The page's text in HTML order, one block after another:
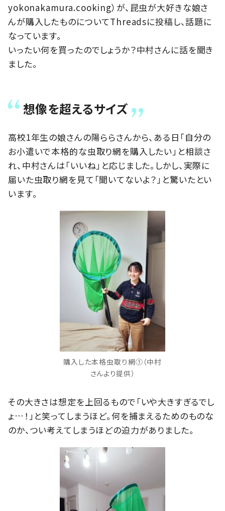
yokonakamura.cooking）が、昆虫が大好きな娘さ
んが購入したものについてThreadsに投稿し、話題に
なっています。
いったい何を買ったのでしょうか？中村さんに話を聞き
ました。
想像を超えるサイズ
高校1年生の娘さんの陽ららさんから、ある日「自分の
お小遣いで本格的な虫取り網を購入したい」と相談さ
れ、中村さんは「いいね」と応じました。しかし、実際に
届いた虫取り網を見て「聞いてないよ？」と驚いたとい
います。
購入した本格虫取り網①（中村
さんより提供）
その大きさは想定を上回るもので「いや大きすぎるでし
ょ…！」と笑ってしまうほど。何を捕まえるためのものな
のか、つい考えてしまうほどの迫力がありました。